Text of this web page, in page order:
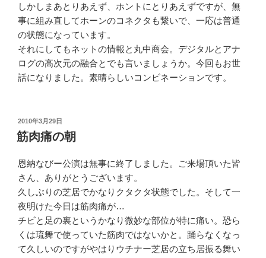
しかしまあとりあえず、ホントにとりあえずですが、無
事に組み直してホーンのコネクタも繋いで、一応は普通
の状態になっています。
それにしてもネットの情報と丸中商会。デジタルとアナ
ログの高次元の融合とでも言いましょうか。今回もお世
話になりました。素晴らしいコンビネーションです。
投
稿
日:
2010年3月29日
筋肉痛の朝
恩納なびー公演は無事に終了しました。ご来場頂いた皆
さん、ありがとうございます。
久しぶりの芝居でかなりクタクタ状態でした。そして一
夜明けた今日は筋肉痛が…
チビと足の裏というかなり微妙な部位が特に痛い。恐ら
くは琉舞で使っていた筋肉ではないかと。踊らなくなっ
て久しいのですがやはりウチナー芝居の立ち居振る舞い